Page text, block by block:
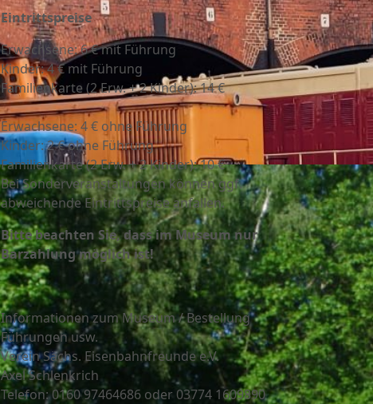
Eintrittspreise
Erwachsene: 6 € mit Führung
Kinder: 4 € mit Führung
Familienkarte (2 Erw. + 2 Kinder): 14 €
Erwachsene: 4 € ohne Führung
Kinder: 2 € ohne Führung
Familienkarte (2 Erw. + 2 Kinder): 10 €
Bei Sonderveranstaltungen können ggf.
abweichende Eintrittspreise anfallen.
Bitte beachten Sie, dass im Museum nur
Barzahlung möglich ist!
Informationen zum Museum / Bestellung
Führungen usw.
Verein Sächs. Eisenbahnfreunde e.V.
Axel Schlenkrich
Telefon: 0160 97464686 oder 03774 1609890